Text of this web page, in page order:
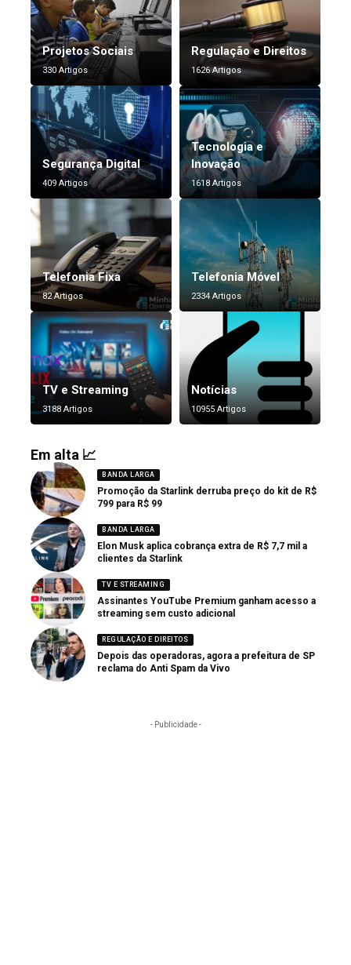
Projetos Sociais
330 Artigos
Regulação e Direitos
1626 Artigos
Segurança Digital
409 Artigos
Tecnologia e
Inovação
1618 Artigos
Telefonia Fixa
82 Artigos
Telefonia Móvel
2334 Artigos
TV e Streaming
3188 Artigos
Notícias
10955 Artigos
Em alta 📈
BANDA LARGA
Promoção da Starlink derruba preço do kit de R$
799 para R$ 99
BANDA LARGA
Elon Musk aplica cobrança extra de R$ 7,7 mil a
clientes da Starlink
TV E STREAMING
Assinantes YouTube Premium ganham acesso a
streaming sem custo adicional
REGULAÇÃO E DIREITOS
Depois das operadoras, agora a prefeitura de SP
reclama do Anti Spam da Vivo
- Publicidade -